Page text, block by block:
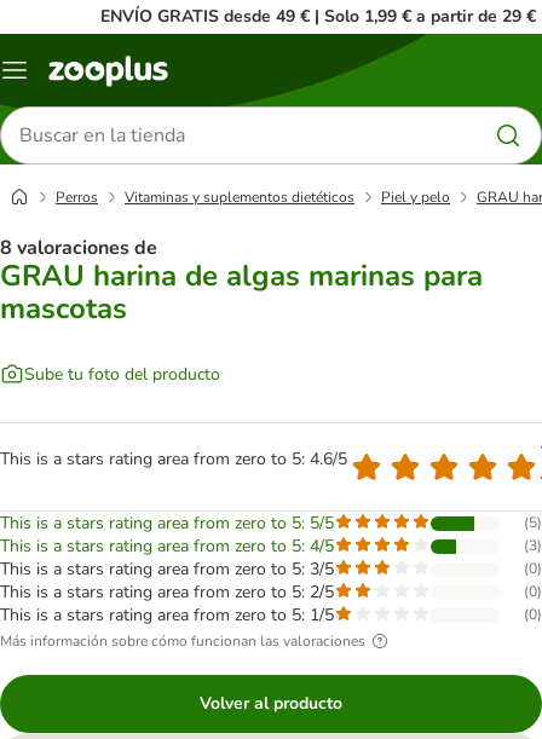
ENVÍO GRATIS desde 49 € | Solo 1,99 € a partir de 29 €
Menú
Buscar
productos
Perros Vitaminas y suplementos dietéticos Piel y pelo GRAU
8 valoraciones de
GRAU harina de algas marinas para
mascotas
Sube tu foto del producto
This is a stars rating area from zero to 5: 4.6/5
This is a stars rating area from zero to 5: 5/5 (5)
This is a stars rating area from zero to 5: 4/5 (3)
This is a stars rating area from zero to 5: 3/5 (0)
This is a stars rating area from zero to 5: 2/5 (0)
This is a stars rating area from zero to 5: 1/5 (0)
Más información sobre cómo funcionan las valoraciones
Volver al producto